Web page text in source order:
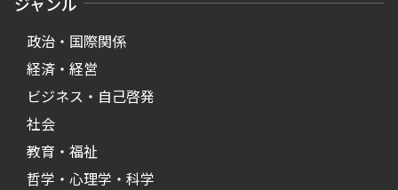
政治・国際関係
経済・経営
ビジネス・自己啓発
社会
教育・福祉
哲学・心理学・科学